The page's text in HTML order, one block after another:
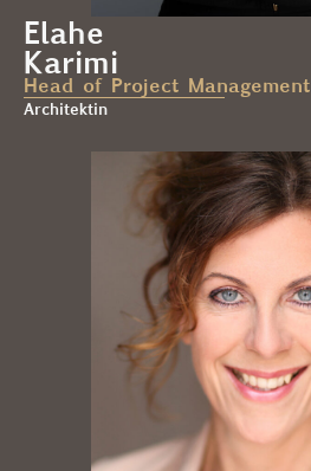
Elahe
Karimi
Head of Project Management
Architektin